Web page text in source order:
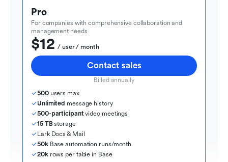
Pro
For companies with comprehensive collaboration and
management needs
$12
  / user / month
Contact sales
Billed annually
500 users max
Unlimited message history
500-participant video meetings
15 TB storage
Lark Docs & Mail
50k Base automation runs/month
20k rows per table in Base